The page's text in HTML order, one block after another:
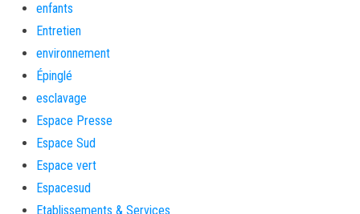
enfants
Entretien
environnement
Épinglé
esclavage
Espace Presse
Espace Sud
Espace vert
Espacesud
Etablissements & Services